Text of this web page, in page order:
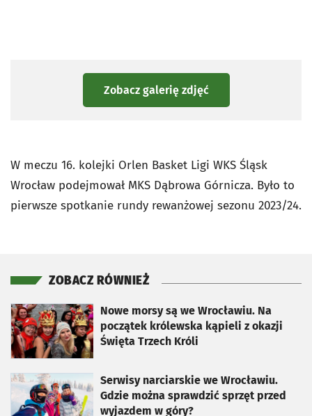
Zobacz galerię zdjęć
W meczu 16. kolejki Orlen Basket Ligi WKS Śląsk
Wrocław podejmował MKS Dąbrowa Górnicza. Było to
pierwsze spotkanie rundy rewanżowej sezonu 2023/24.
ZOBACZ RÓWNIEŻ
Nowe morsy są we Wrocławiu. Na
początek królewska kąpieli z okazji
Święta Trzech Króli
otworzy się w nowej karcie
Serwisy narciarskie we Wrocławiu.
Gdzie można sprawdzić sprzęt przed
wyjazdem w góry?
otworzy się w nowej karcie